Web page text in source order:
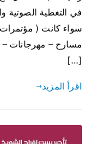
في التغطية الصوتية
سواء كانت (
مسارح – مهرجانات –
[…]
اقرأ المزيد